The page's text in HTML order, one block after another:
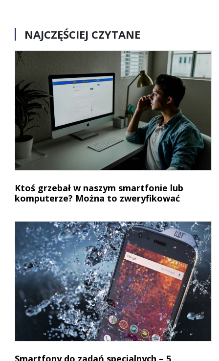
NAJCZĘŚCIEJ CZYTANE
Ktoś grzebał w naszym smartfonie lub
komputerze? Można to zweryfikować
Smartfony do zadań specjalnych – 5